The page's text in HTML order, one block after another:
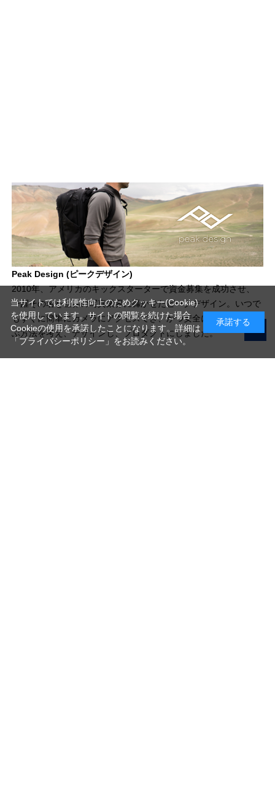
Peak Design (ピークデザイン)
2010年、アメリカのキックスターターで資金募集を成功させ、
一躍その名を世界の写真業界に轟かせたピークデザイン。いつで
もすぐに簡単にカメラにアクセスでき、かつ安全にそれを持ち運
ぶ方法を考え、デザインし、プロダクトにしました。
当サイトでは利便性向上のためクッキー(Cookie)
を使用しています。サイトの閲覧を続けた場合
Cookieの使用を承諾したことになります。詳細は
「プライバシーポリシー」 をお読みください。
承諾する